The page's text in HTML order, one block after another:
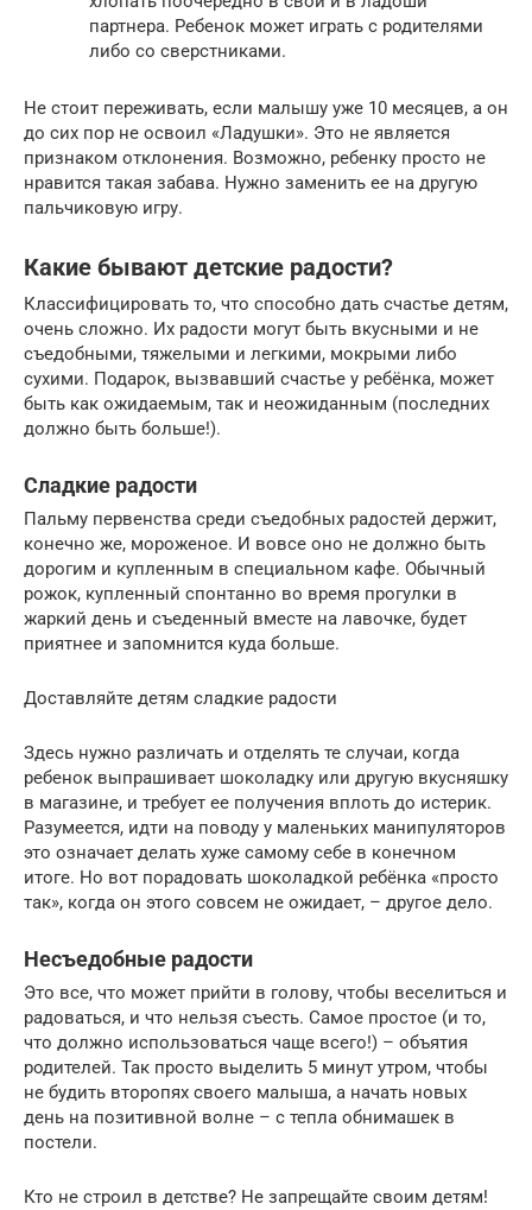
партнера. Ребенок может играть с родителями
либо со сверстниками.
Не стоит переживать, если малышу уже 10 месяцев, а он
до сих пор не освоил «Ладушки». Это не является
признаком отклонения. Возможно, ребенку просто не
нравится такая забава. Нужно заменить ее на другую
пальчиковую игру.
Какие бывают детские радости?
Классифицировать то, что способно дать счастье детям,
очень сложно. Их радости могут быть вкусными и не
съедобными, тяжелыми и легкими, мокрыми либо
сухими. Подарок, вызвавший счастье у ребёнка, может
быть как ожидаемым, так и неожиданным (последних
должно быть больше!).
Сладкие радости
Пальму первенства среди съедобных радостей держит,
конечно же, мороженое. И вовсе оно не должно быть
дорогим и купленным в специальном кафе. Обычный
рожок, купленный спонтанно во время прогулки в
жаркий день и съеденный вместе на лавочке, будет
приятнее и запомнится куда больше.
Доставляйте детям сладкие радости
Здесь нужно различать и отделять те случаи, когда
ребенок выпрашивает шоколадку или другую вкусняшку
в магазине, и требует ее получения вплоть до истерик.
Разумеется, идти на поводу у маленьких манипуляторов
это означает делать хуже самому себе в конечном
итоге. Но вот порадовать шоколадкой ребёнка «просто
так», когда он этого совсем не ожидает, – другое дело.
Несъедобные радости
Это все, что может прийти в голову, чтобы веселиться и
радоваться, и что нельзя съесть. Самое простое (и то,
что должно использоваться чаще всего!) – объятия
родителей. Так просто выделить 5 минут утром, чтобы
не будить второпях своего малыша, а начать новых
день на позитивной волне – с тепла обнимашек в
постели.
Кто не строил в детстве? Не запрещайте своим детям!